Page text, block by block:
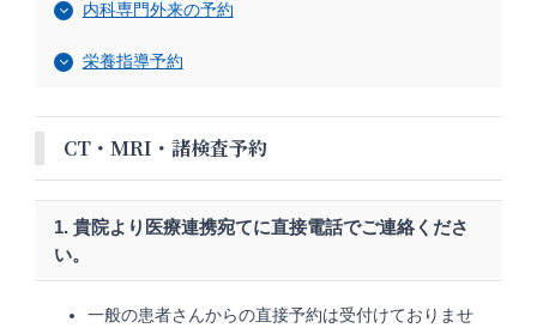
内科専門外来の予約
栄養指導予約
CT・MRI・諸検査予約
1. 貴院より医療連携宛てに直接電話でご連絡くださ
い。
一般の患者さんからの直接予約は受付けておりませ